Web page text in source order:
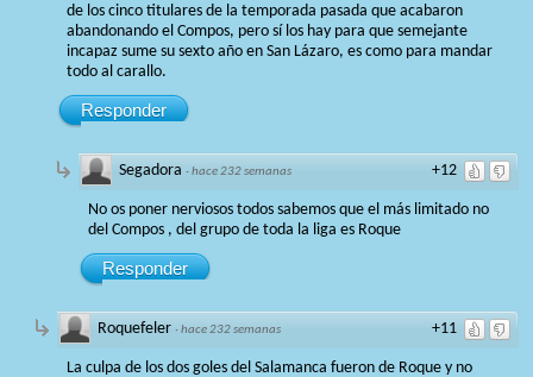
de los cinco titulares de la temporada pasada que acabaron
abandonando el Compos, pero sí los hay para que semejante
incapaz sume su sexto año en San Lázaro, es como para mandar
todo al carallo.
Responder
+12
Segadora ·hace 232 semanas
No os poner nerviosos todos sabemos que el más limitado no
del Compos , del grupo de toda la liga es Roque
Responder
+11
Roquefeler ·hace 232 semanas
La culpa de los dos goles del Salamanca fueron de Roque y no